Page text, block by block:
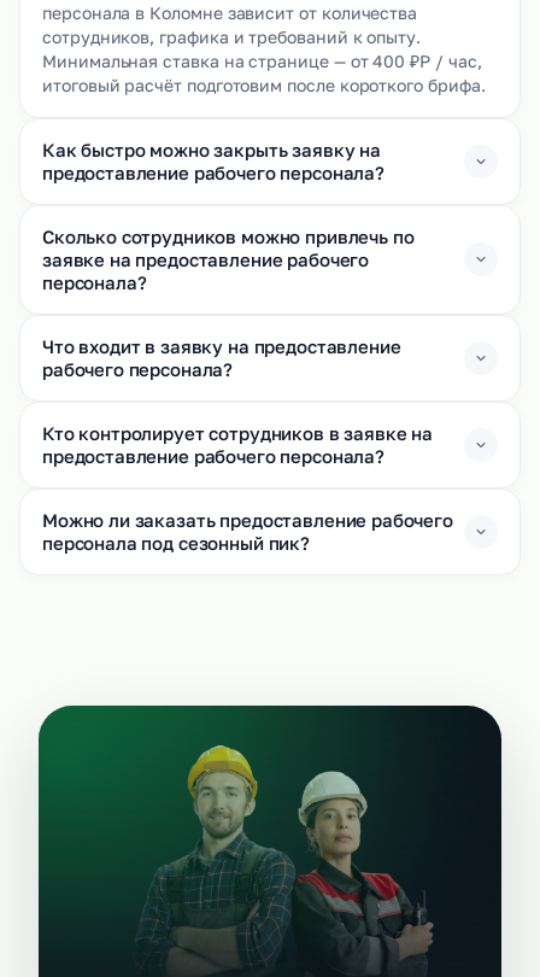
персонала в Коломне зависит от количества
сотрудников, графика и требований к опыту.
Минимальная ставка на странице — от 400 ₽Р / час,
итоговый расчёт подготовим после короткого брифа.
Как быстро можно закрыть заявку на
предоставление рабочего персонала?
Сколько сотрудников можно привлечь по
заявке на предоставление рабочего
персонала?
Что входит в заявку на предоставление
рабочего персонала?
Кто контролирует сотрудников в заявке на
предоставление рабочего персонала?
Можно ли заказать предоставление рабочего
персонала под сезонный пик?